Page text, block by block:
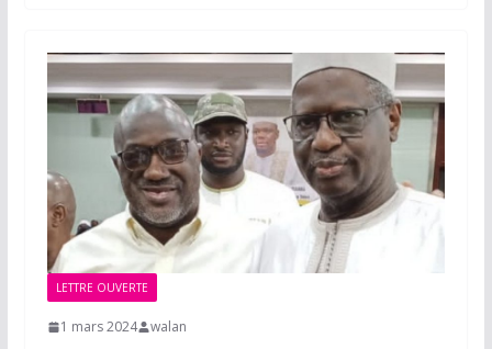
LETTRE OUVERTE
1 mars 2024 walan